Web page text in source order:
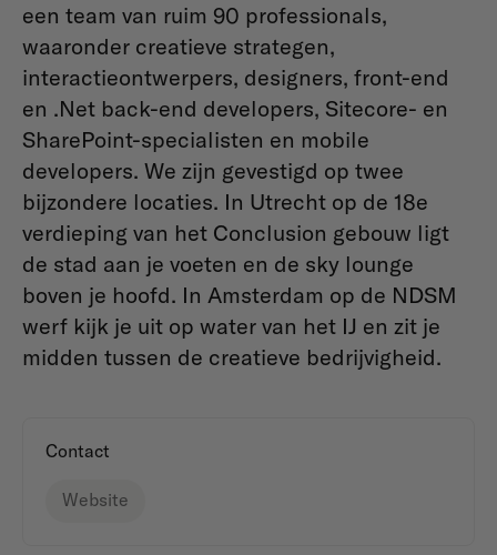
een team van ruim 90 professionals,
waaronder creatieve strategen,
interactieontwerpers, designers, front-end
en .Net back-end developers, Sitecore- en
SharePoint-specialisten en mobile
developers. We zijn gevestigd op twee
bijzondere locaties. In Utrecht op de 18e
verdieping van het Conclusion gebouw ligt
de stad aan je voeten en de sky lounge
boven je hoofd. In Amsterdam op de NDSM
werf kijk je uit op water van het IJ en zit je
midden tussen de creatieve bedrijvigheid.
Contact
Website